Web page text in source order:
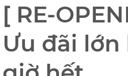
[ RE-
Ưu đãi lớn